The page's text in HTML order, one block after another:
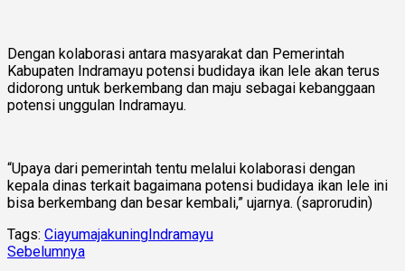
Dengan kolaborasi antara masyarakat dan Pemerintah
Kabupaten Indramayu potensi budidaya ikan lele akan terus
didorong untuk berkembang dan maju sebagai kebanggaan
potensi unggulan Indramayu.
“Upaya dari pemerintah tentu melalui kolaborasi dengan
kepala dinas terkait bagaimana potensi budidaya ikan lele ini
bisa berkembang dan besar kembali,” ujarnya. (saprorudin)
Tags: CiayumajakuningIndramayu
Sebelumnya